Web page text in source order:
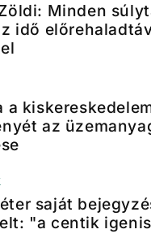
Minden
idő
a
az
saját
"a centik